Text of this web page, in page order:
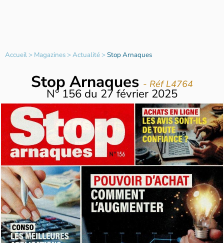
Accueil> Magazines>Actualité>Stop Arnaques
Stop Arnaques - Réf L4764
N° 156 du 27 février 2025